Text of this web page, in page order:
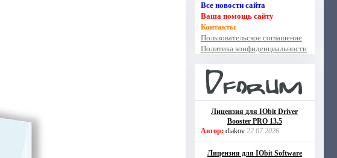
Все новости сайта
Ваша помощь сайту
Контакты
Пользовательское соглашение
Политика конфиденциальности
Лицензия для IObit Driver
Booster PRO 13.5
Автор: diakov 22.07.2026
Лицензия для IObit Software